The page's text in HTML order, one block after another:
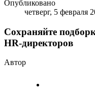
Опубликовано
четверг, 5 февраля
Сохраняйте
HR‑директоров
Автор